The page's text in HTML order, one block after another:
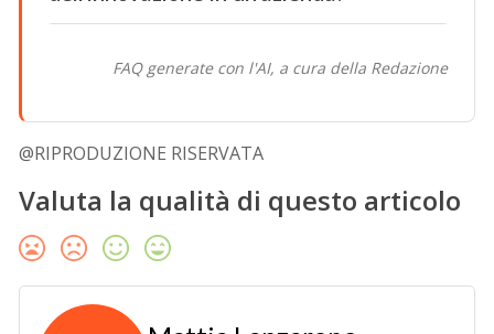
FAQ generate con l'AI, a cura della Redazione
@RIPRODUZIONE RISERVATA
Valuta la qualità di questo articolo